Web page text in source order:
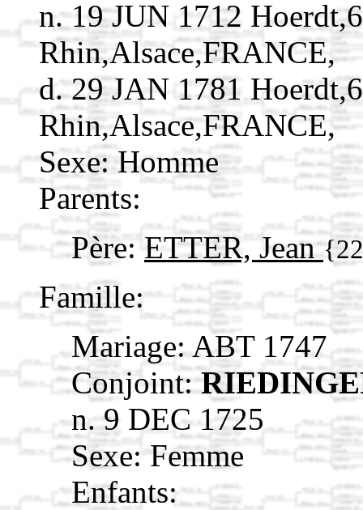
n. 19 JUN 1712
Rhin,Alsace,FRANCE,
d. 29 JAN 1781
Rhin,Alsace,FRANCE,
Sexe: Homme
Parents:
Père:ETTER, Jean
Famille:
Mariage: ABT 1747
Conjoint:
n. 9 DEC 1725
Sexe: Femme
Enfants: